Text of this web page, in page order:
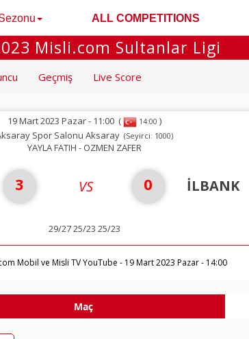
ALL COMPETITIONS
Misli.com Sultanlar Ligi
Geçmiş Live Score
19 Mart 2023 Pazar - 11:00( 14:00 )
Spor Salonu Aksaray (Seyirci: 1000)
YAYLA FATIH - OZMEN ZAFER
3 VS 0 İLBANK
29/27 25/23 25/23
Mobil ve Misli TV YouTube - 19 Mart 2023 Pazar - 14:00
Maç